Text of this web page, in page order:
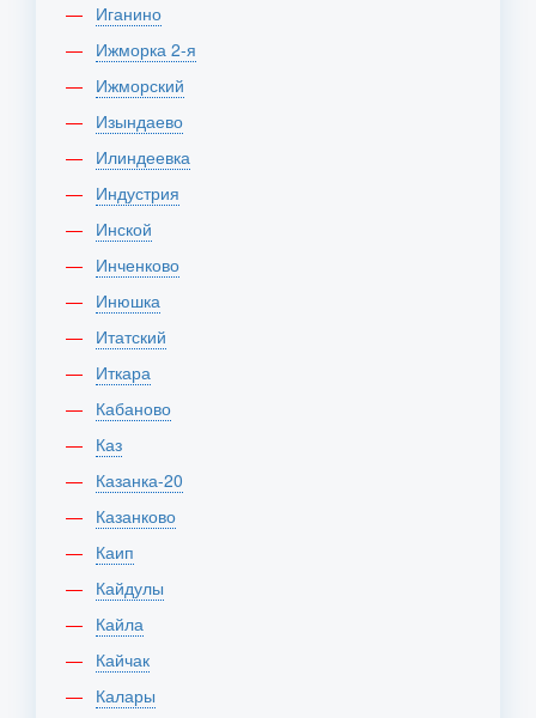
Иганино
Ижморка 2-я
Ижморский
Изындаево
Илиндеевка
Индустрия
Инской
Инченково
Инюшка
Итатский
Иткара
Кабаново
Каз
Казанка-20
Казанково
Каип
Кайдулы
Кайла
Кайчак
Калары